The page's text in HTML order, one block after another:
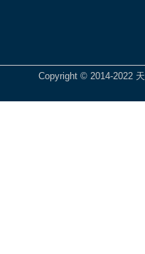
Copyright © 2014-2022